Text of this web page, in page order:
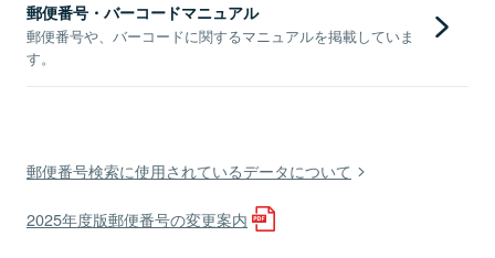
郵便番号・バーコードマニュアル
郵便番号や、バーコードに関するマニュアルを掲載していま
す。
郵便番号検索に使用されているデータについて
2025年度版郵便番号の変更案内